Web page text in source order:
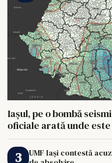
Iașul, pe o bombă
oficiale arată unde
UMF Iași contestă